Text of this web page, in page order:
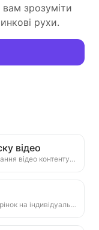
зрозуміти
рухи.
відео
Ефективний інструмент для витягування відео контенту з веб-сторінок, який може швидко сканувати веб-сторінки та організовувати інформацію про відео в структуровану таблицю Markdown.
Перетворення інформації з веб-сторінок на індивідуальні комерційні пропозиції, приватні повідомлення для співпраці, надання готових шаблонів та посібників для подальшої роботи, спрощення процесу співпраці.